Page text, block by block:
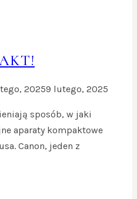
20259 lutego, 2025
sposób, w jaki
aparaty kompaktowe
Canon, jeden z